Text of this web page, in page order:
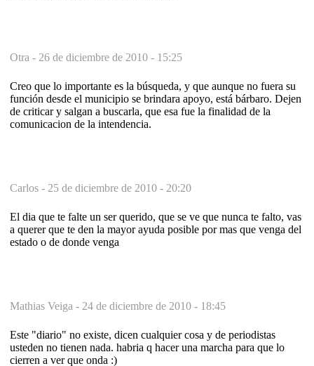
Otra - 26 de diciembre de 2010 - 15:25
Creo que lo importante es la búsqueda, y que aunque no fuera su
función desde el municipio se brindara apoyo, está bárbaro. Dejen
de criticar y salgan a buscarla, que esa fue la finalidad de la
comunicacion de la intendencia.
Carlos - 25 de diciembre de 2010 - 20:20
El dia que te falte un ser querido, que se ve que nunca te falto, vas
a querer que te den la mayor ayuda posible por mas que venga del
estado o de donde venga
Mathias Veiga - 24 de diciembre de 2010 - 18:45
Este "diario" no existe, dicen cualquier cosa y de periodistas
usteden no tienen nada. habria q hacer una marcha para que lo
cierren a ver que onda :)